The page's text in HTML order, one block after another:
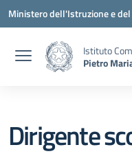
Vai ai contenuti
Vai al menu di navigazione
Vai al footer
Ministero dell'Istruzione e
Istituto
Pietro
Dirigente